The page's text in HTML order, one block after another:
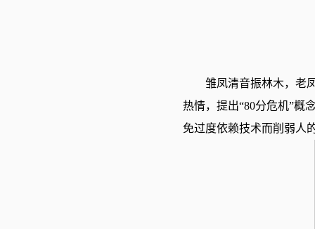
雏凤清音振林木，老
热情，提出“80分危机”概
免过度依赖技术而削弱人